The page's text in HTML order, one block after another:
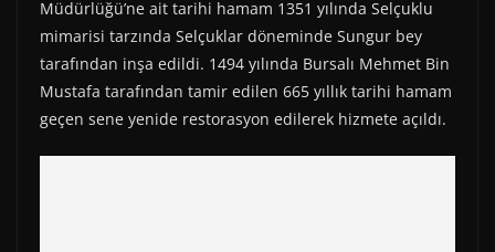
o
k
t
e
r
)
e
s
t
p
p
a
m
Müdürlüğü’ne ait tarihi hamam 1351 yılında Selçuklu
mimarisi tarzında Selçuklar döneminde Sungur bey
tarafından inşa edildi. 1494 yılında Bursalı Mehmet Bin
Mustafa tarafından tamir edilen 665 yıllık tarihi hamam
geçen sene yenide restorasyon edilerek hizmete açıldı.